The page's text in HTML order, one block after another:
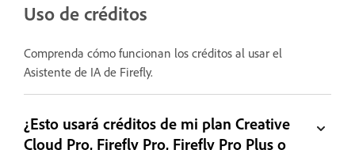
Uso de créditos
Comprenda cómo funcionan los créditos al usar el
Asistente de IA de Firefly.
¿Esto usará créditos de mi plan Creative
Cloud Pro, Firefly Pro, Firefly Pro Plus o